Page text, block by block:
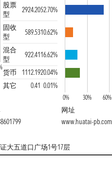
股票
型
2924.2052.70%
固收
型
589.5310.62%
混合
型
922.4116.62%
货币
1112.1920.04%
其它
0.41 0.01%
0% 30% 60%
网址
www.huatai-pb.com
大五道口广场1号17层